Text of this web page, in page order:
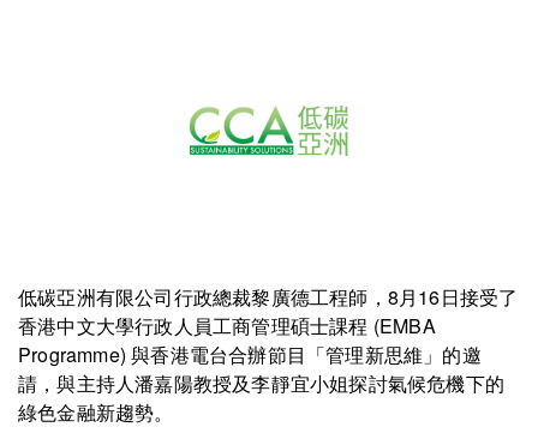
低碳亞洲有限公司行政總裁黎廣德工程師，8月16日接受了
香港中文大學行政人員工商管理碩士課程 (EMBA
Programme) 與香港電台合辦節目「管理新思維」的邀
請，與主持人潘嘉陽教授及李靜宜小姐探討氣候危機下的
綠色金融新趨勢。